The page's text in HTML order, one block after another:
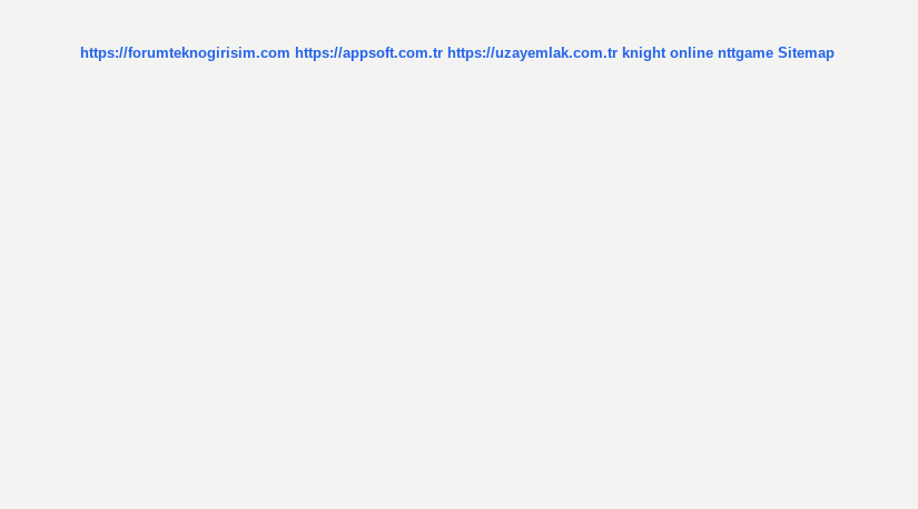
https://forumteknogirisim.com https://appsoft.com.tr https://uzayemlak.com.tr knight online nttgame Sitemap